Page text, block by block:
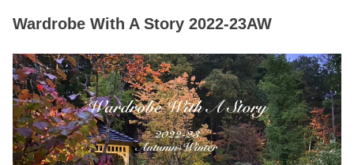
Wardrobe With A Story 2022-23AW